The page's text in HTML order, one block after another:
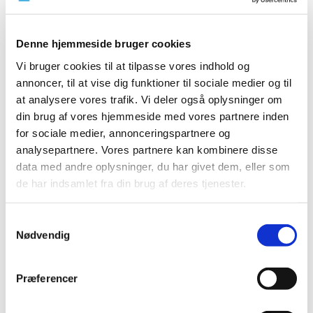
Denne hjemmeside bruger cookies
Vi bruger cookies til at tilpasse vores indhold og
annoncer, til at vise dig funktioner til sociale medier og til
at analysere vores trafik. Vi deler også oplysninger om
din brug af vores hjemmeside med vores partnere inden
for sociale medier, annonceringspartnere og
analysepartnere. Vores partnere kan kombinere disse
data med andre oplysninger, du har givet dem, eller som
de har indsamlet fra din brug af deres tjenester.
Nødvendig
Præferencer
ekstraordinært tilskud. Ansøgningen skal være os i…
Ny forsøgsordning giver mulighed for at
forhandle fortrolige priser på medicin
|1. juli 2025 |
I dag træder en ny forsøgsordning i kraft, der giver
medicinalvirksomheder mulighed for at indgå i…
Illegal handel med medicin er et stigende
globalt problem
| 27. juni 2025 |
Stor operation ledet af Interpol viser, at illegal handel
sundhedsapps